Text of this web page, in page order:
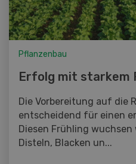
Pflanzenbau
Erfolg mit starkem
Die Vorbereitung auf die
entscheidend für einen
Diesen Frühling wuchsen
Disteln, Blacken un...